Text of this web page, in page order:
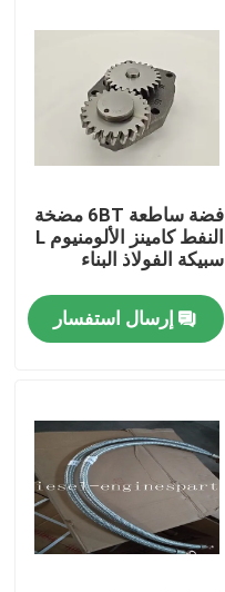
فضة ساطعة 6BT مضخة
النفط كامينز الألومنيوم L
سبيكة الفولاذ البناء
إرسال استفسار